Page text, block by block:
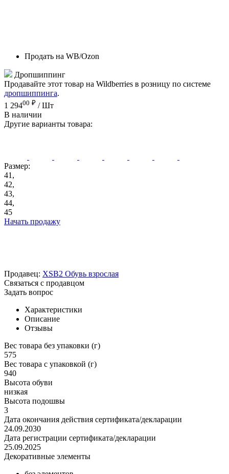
Продать на WB/Ozon
Дропшиппинг
Продавайте этот товар на Wildberries в розницу по системе
дропшиппинга.
1 29400 ₽ / Шт
В наличии
Другие варианты товара:
Размер:
41,
42,
43,
44,
45
Начать продажу
Продавец: XSB2 Обувь взрослая
Связаться с продавцом
Задать вопрос
Характеристики
Описание
Отзывы
Вес товара без упаковки (г)
575
Вес товара с упаковкой (г)
940
Высота обуви
низкая
Высота подошвы
3
Дата окончания действия сертификата/декларации
24.09.2030
Дата регистрации сертификата/декларации
25.09.2025
Декоративные элементы